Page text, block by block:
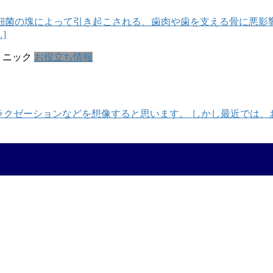
の塊によって引き起こされる、歯肉や歯を支える骨に悪
ック お役立ち情報
ゼーションなどを想像すると思います。 しかし最近では